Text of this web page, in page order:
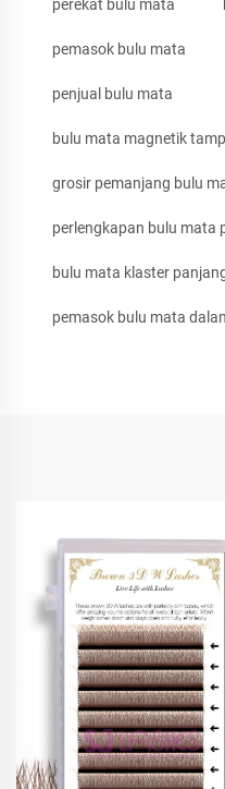
perekat bulu mata
pemasok bulu mata
penjual bulu mata
bulu mata magnetik
grosir pemanjang bulu
perlengkapan bulu mata
bulu mata klaster
pemasok bulu mata